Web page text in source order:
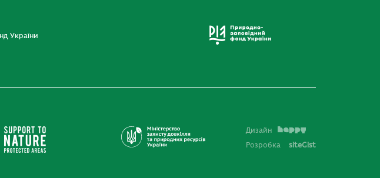
України
Дизайн
Розробка
siteGist